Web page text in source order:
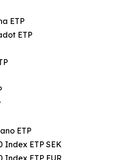
ETP
ETP
ETP
Index ETP SEK
Index ETP EUR